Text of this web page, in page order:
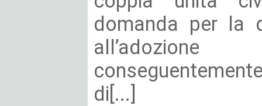
domanda per la
di[...]